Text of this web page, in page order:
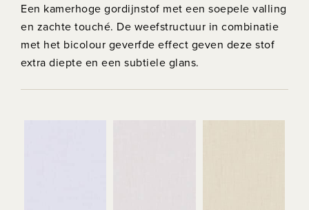
Een kamerhoge gordijnstof met een soepele valling
en zachte touché. De weefstructuur in combinatie
met het bicolour geverfde effect geven deze stof
extra diepte en een subtiele glans.